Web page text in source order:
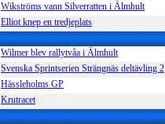
Wikströms vann Silverratten i Älmhult
Elliot knep en tredjeplats
Wilmer blev rallytvåa i Älmhult
Svenska Sprintserien Strängnäs deltävling 2
Hässleholms GP
Krutracet